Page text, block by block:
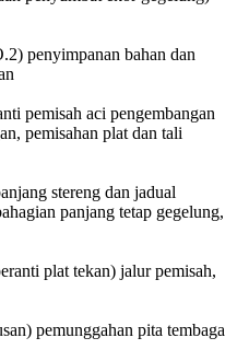
penyimpanan bahan dan
pemisah aci pengembangan
pemisahan plat dan tali
stereng dan jadual
panjang tetap gegelung,
plat tekan) jalur pemisah,
pemunggahan pita tembaga